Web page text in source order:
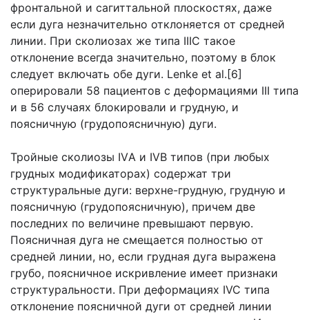
фронтальной и сагиттальной плоскостях, даже
если дуга незначительно отклоняется от средней
линии. При сколиозах же типа IIIC такое
отклонение всегда значительно, поэтому в блок
следует включать обе дуги. Lenke et al.[6]
оперировали 58 пациентов с деформациями III типа
и в 56 случаях блокировали и грудную, и
поясничную (грудопоясничную) дуги.
Тройные сколиозы IVА и IVВ типов (при любых
грудных модификаторах) содержат три
структуральные дуги: верхне-грудную, грудную и
поясничную (грудопоясничную), причем две
последних по величине превышают первую.
Поясничная дуга не смещается полностью от
средней линии, но, если грудная дуга выражена
грубо, поясничное искривление имеет признаки
структуральности. При деформациях IVC типа
отклонение поясничной дуги от средней линии